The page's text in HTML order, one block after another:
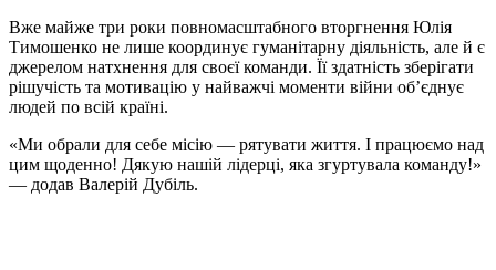
Вже майже три роки повномасштабного вторгнення Юлія
Тимошенко не лише координує гуманітарну діяльність, але й є
джерелом натхнення для своєї команди. Її здатність зберігати
рішучість та мотивацію у найважчі моменти війни об’єднує
людей по всій країні.
«Ми обрали для себе місію — рятувати життя. І працюємо над
цим щоденно! Дякую нашій лідерці, яка згуртувала команду!»
— додав Валерій Дубіль.